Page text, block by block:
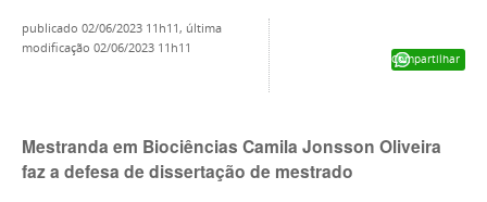
Compartilhar
publicado 02/06/2023 11h11, última
modificação 02/06/2023 11h11
Mestranda em Biociências Camila Jonsson Oliveira
faz a defesa de dissertação de mestrado